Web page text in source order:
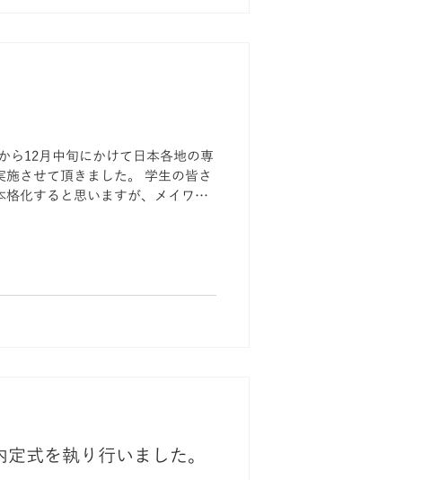
ら12月中旬にかけて日本各地の専
施させて頂きました。 学生の皆さ
格化すると思いますが、メイワス
式を執り行いました。